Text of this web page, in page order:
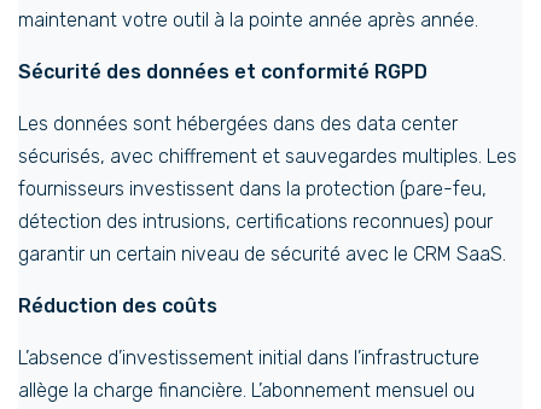
maintenant votre outil à la pointe année après année.
Sécurité des données et conformité RGPD
Les données sont hébergées dans des data center
sécurisés, avec chiffrement et sauvegardes multiples. Les
fournisseurs investissent dans la protection (pare-feu,
détection des intrusions, certifications reconnues) pour
garantir un certain niveau de sécurité avec le CRM SaaS.
Réduction des coûts
L’absence d’investissement initial dans l’infrastructure
allège la charge financière. L’abonnement mensuel ou